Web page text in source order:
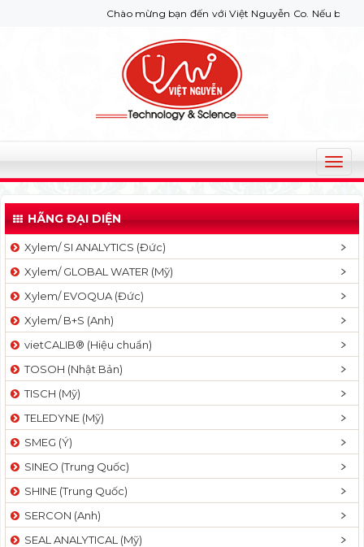
Chào mừng bạn đến với Việt Nguyễn Co. Nếu bạn cần
T
o
g
l
v
a
t
n
HÃNG ĐẠI DIỆN
Xylem/ SI ANALYTICS (Đức)
Xylem/ GLOBAL WATER (Mỹ)
Xylem/ EVOQUA (Đức)
Xylem/ B+S (Anh)
vietCALIB® (Hiệu chuẩn)
TOSOH (Nhật Bản)
TISCH (Mỹ)
TELEDYNE (Mỹ)
SMEG (Ý)
SINEO (Trung Quốc)
SHINE (Trung Quốc)
SERCON (Anh)
SEAL ANALYTICAL (Mỹ)